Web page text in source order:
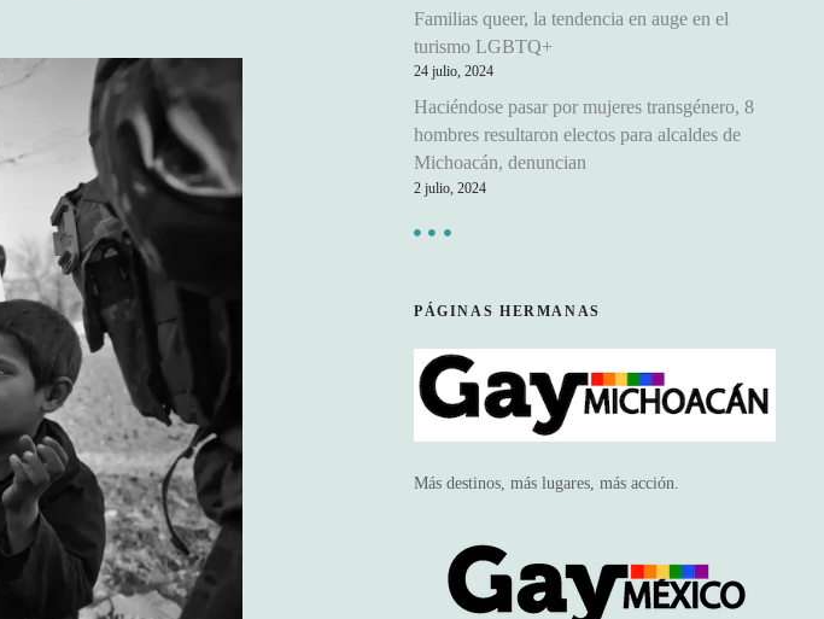
Familias queer, la tendencia en auge en el
turismo LGBTQ+
24 julio, 2024
Haciéndose pasar por mujeres transgénero, 8
hombres resultaron electos para alcaldes de
Michoacán, denuncian
2 julio, 2024
PÁGINAS HERMANAS
Más destinos, más lugares, más acción.